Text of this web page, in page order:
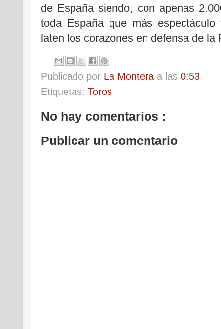
de España siendo, con apenas
toda España que más
laten los corazones en defensa de la
Publicado por La Montera a las 0:53
Etiquetas: Toros
No hay comentarios :
Publicar un comentario